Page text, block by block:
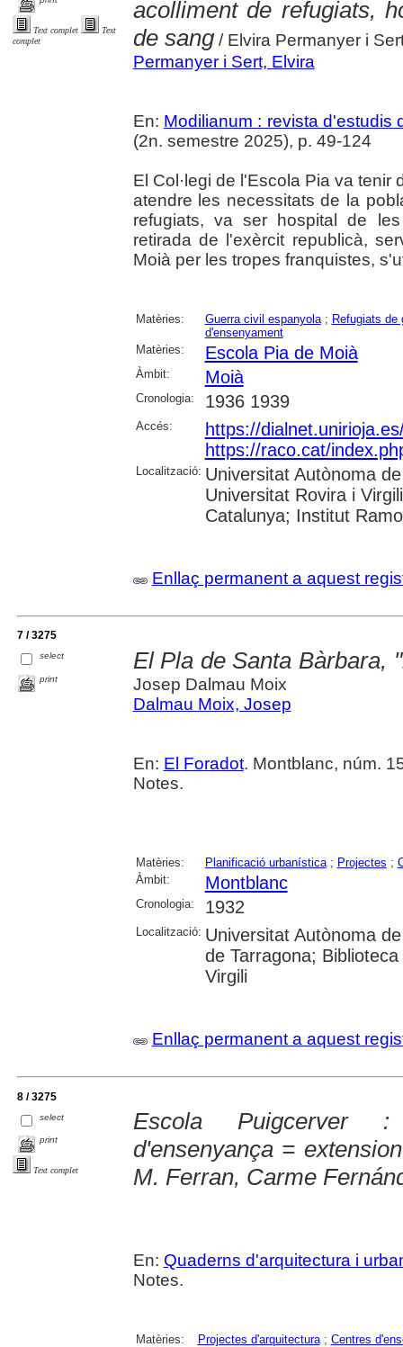
Text complet
Text
complet
acolliment de refugiats,
de sang/ Elvira Permanyer i
Permanyer i Sert, Elvira
En: Modilianum : revista d'estudis
(2n. semestre 2025), p. 49-124
El Col·legi de l'Escola Pia va
atendre les necessitats de la
refugiats, va ser hospital de
retirada de l'exèrcit republicà,
Moià per les tropes franquistes,
Matèries: Guerra civil espanyola; Refugiats de
d'ensenyament
Matèries:
Escola Pia de Moià
Àmbit: Moià
Cronologia: 1936 1939
Accés:
https://
https://raco.cat/
Localització: Universitat Autònoma
Universitat Rovira i
Catalunya; Institut
Enllaç permanent a aquest
7 / 3275
select
print
El Pla de Santa Bàrbara,
Josep Dalmau Moix
Dalmau Moix, Josep
En: El Foradot. Montblanc, núm.
Notes.
Matèries: Planificació urbanística; Projectes ;
Àmbit:
Montblanc
Cronologia: 1932
Localització: Universitat Autònoma
de Tarragona;
Virgili
Enllaç permanent a aquest
8 / 3275
select
print
Text complet
Escola Puigcerver
d'ensenyança =
M. Ferran, Carme
En: Quaderns d'arquitectura i
Notes.
Matèries: Projectes d'arquitectura; Centres